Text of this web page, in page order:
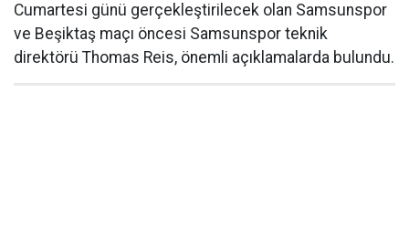
Cumartesi günü gerçekleştirilecek olan Samsunspor
ve Beşiktaş maçı öncesi Samsunspor teknik
direktörü Thomas Reis, önemli açıklamalarda bulundu.